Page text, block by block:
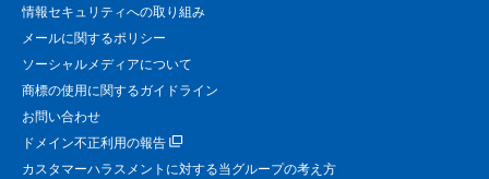
情報セキュリティへの取り組み
メールに関するポリシー
ソーシャルメディアについて
商標の使用に関するガイドライン
お問い合わせ
ドメイン不正利用の報告
カスタマーハラスメントに対する当グループの考え方